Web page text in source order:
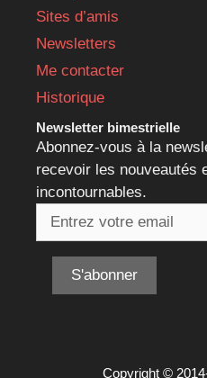
Sites d’amis
Newsletters
Me contacter
Historique
Newsletter bimestrielle
Abonnez-vous à la
recevoir les nouveautés
incontournables.
Copyright ©